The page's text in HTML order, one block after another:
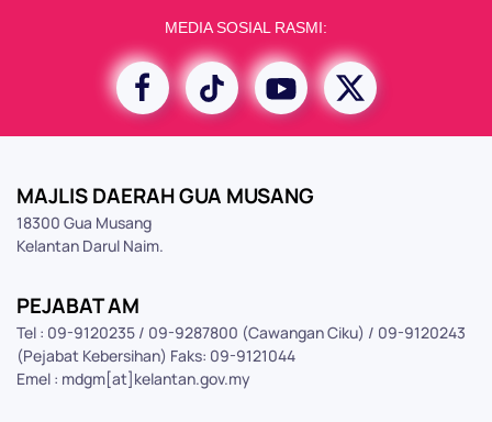
MEDIA SOSIAL RASMI:
MAJLIS DAERAH GUA MUSANG
18300 Gua Musang
Kelantan Darul Naim.
PEJABAT AM
Tel : 09-9120235 / 09-9287800 (Cawangan Ciku) / 09-9120243
(Pejabat Kebersihan) Faks: 09-9121044
Emel : mdgm[at]kelantan.gov.my